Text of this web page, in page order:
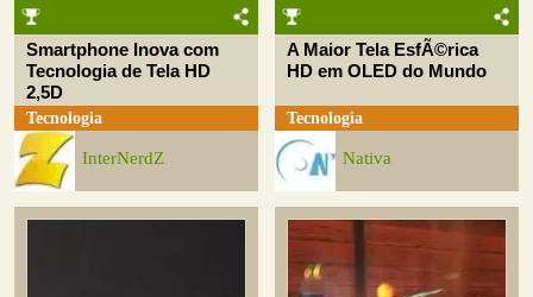
Smartphone Inova com
Tecnologia de Tela HD
2,5D
Tecnologia
InterNerdZ
A Maior Tela EsfÃ©rica
HD em OLED do Mundo
Tecnologia
Nativa